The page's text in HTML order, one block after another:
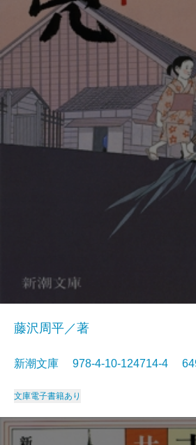
藤沢周平／著
新潮文庫 978-4-10-124714-4
文庫電子書籍あり